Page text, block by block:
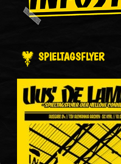
SPIELTAGSFLYER